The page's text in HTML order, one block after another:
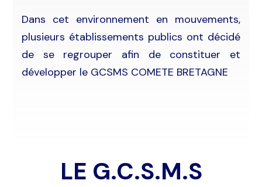
Dans cet environnement en mouvements,
plusieurs établissements publics ont décidé
de se regrouper afin de constituer et
développer le GCSMS COMETE BRETAGNE
LE G.C.S.M.S